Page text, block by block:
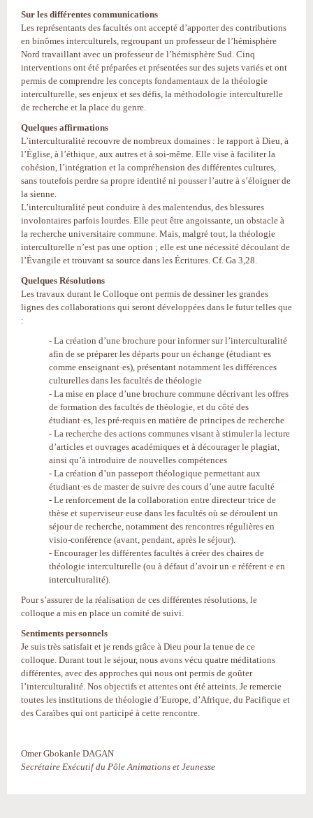
Sur les différentes communications
Les représentants des facultés ont accepté d’apporter des contributions
en binômes interculturels, regroupant un professeur de l’hémisphère
Nord travaillant avec un professeur de l’hémisphère Sud. Cinq
interventions ont été préparées et présentées sur des sujets variés et ont
permis de comprendre les concepts fondamentaux de la théologie
interculturelle, ses enjeux et ses défis, la méthodologie interculturelle
de recherche et la place du genre.
Quelques affirmations
L’interculturalité recouvre de nombreux domaines : le rapport à Dieu, à
l’Église, à l’éthique, aux autres et à soi-même. Elle vise à faciliter la
cohésion, l’intégration et la compréhension des différentes cultures,
sans toutefois perdre sa propre identité ni pousser l’autre à s’éloigner de
la sienne.
L’interculturalité peut conduire à des malentendus, des blessures
involontaires parfois lourdes. Elle peut être angoissante, un obstacle à
la recherche universitaire commune. Mais, malgré tout, la théologie
interculturelle n’est pas une option ; elle est une nécessité découlant de
l’Évangile et trouvant sa source dans les Écritures. Cf. Ga 3,28.
Quelques Résolutions
Les travaux durant le Colloque ont permis de dessiner les grandes
lignes des collaborations qui seront développées dans le futur telles que
:
- La création d’une brochure pour informer sur l’interculturalité
afin de se préparer les départs pour un échange (étudiant·es
comme enseignant·es), présentant notamment les différences
culturelles dans les facultés de théologie
- La mise en place d’une brochure commune décrivant les offres
de formation des facultés de théologie, et du côté des
étudiant·es, les pré-requis en matière de principes de recherche
- La recherche des actions communes visant à stimuler la lecture
d’articles et ouvrages académiques et à décourager le plagiat,
ainsi qu’à introduire de nouvelles compétences
- La création d’un passeport théologique permettant aux
étudiant·es de master de suivre des cours d’une autre faculté
- Le renforcement de la collaboration entre directeur·trice de
thèse et superviseur·euse dans les facultés où se déroulent un
séjour de recherche, notamment des rencontres régulières en
visio-conférence (avant, pendant, après le séjour).
- Encourager les différentes facultés à créer des chaires de
théologie interculturelle (ou à défaut d’avoir un·e référent·e en
interculturalité).
Pour s’assurer de la réalisation de ces différentes résolutions, le
colloque a mis en place un comité de suivi.
Sentiments personnels
Je suis très satisfait et je rends grâce à Dieu pour la tenue de ce
colloque. Durant tout le séjour, nous avons vécu quatre méditations
différentes, avec des approches qui nous ont permis de goûter
l’interculturalité. Nos objectifs et attentes ont été atteints. Je remercie
toutes les institutions de théologie d’Europe, d’Afrique, du Pacifique et
des Caraïbes qui ont participé à cette rencontre.
Omer Gbokanle DAGAN
Secrétaire Exécutif du Pôle Animations et Jeunesse